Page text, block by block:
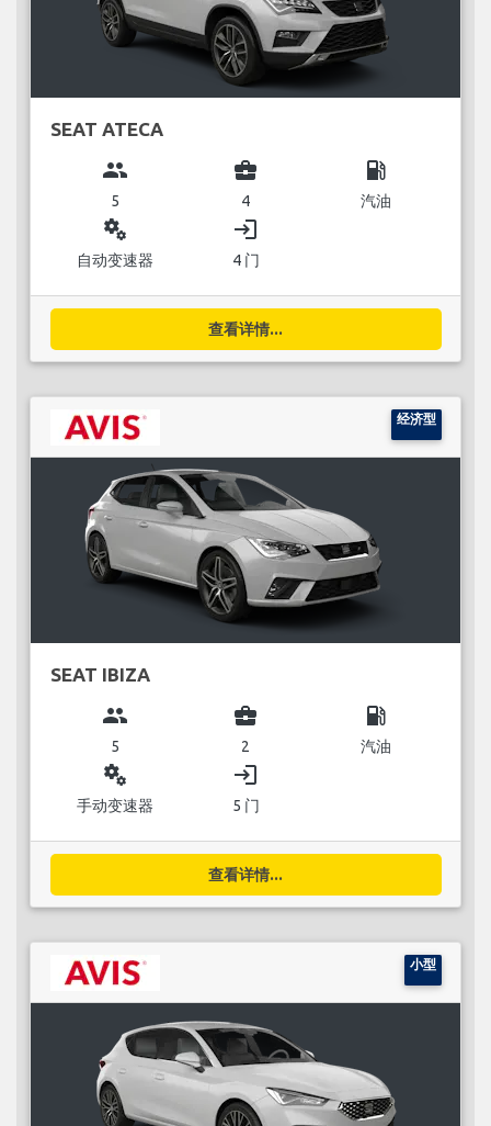
SEAT ATECA
group
5
business_center
4
local_gas_station
汽油
miscellaneous_services
自动变速器
login
4 门
查看详情...
经济型
SEAT IBIZA
group
5
business_center
2
local_gas_station
汽油
miscellaneous_services
手动变速器
login
5 门
查看详情...
小型